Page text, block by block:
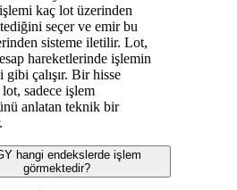
işlemi kaç lot üzerinden
seçer ve emir bu
sisteme iletilir. Lot,
hareketlerinde işlemin
çalışır. Bir hisse
sadece işlem
anlatan teknik bir
hangi endekslerde işlem
görmektedir?